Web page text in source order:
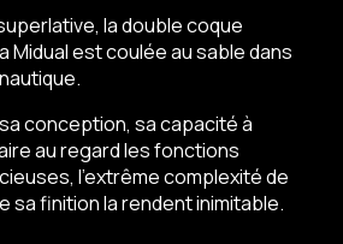
la double coque
Midual est coulée au sable dans
conception, sa capacité à
au regard les fonctions
l’extrême complexité de
sa finition la rendent inimitable.